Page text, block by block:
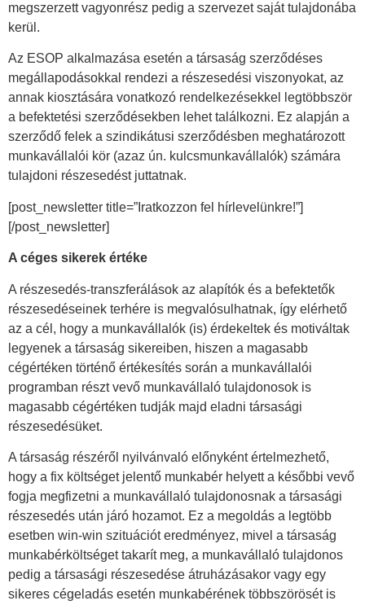
megszerzett vagyonrész pedig a szervezet saját tulajdonába
kerül.
Az ESOP alkalmazása esetén a társaság szerződéses
megállapodásokkal rendezi a részesedési viszonyokat, az
annak kiosztására vonatkozó rendelkezésekkel legtöbbször
a befektetési szerződésekben lehet találkozni. Ez alapján a
szerződő felek a szindikátusi szerződésben meghatározott
munkavállalói kör (azaz ún. kulcsmunkavállalók) számára
tulajdoni részesedést juttatnak.
[post_newsletter title=”Iratkozzon fel hírlevelünkre!”]
[/post_newsletter]
A céges sikerek értéke
A részesedés-transzferálások az alapítók és a befektetők
részesedéseinek terhére is megvalósulhatnak, így elérhető
az a cél, hogy a munkavállalók (is) érdekeltek és motiváltak
legyenek a társaság sikereiben, hiszen a magasabb
cégértéken történő értékesítés során a munkavállalói
programban részt vevő munkavállaló tulajdonosok is
magasabb cégértéken tudják majd eladni társasági
részesedésüket.
A társaság részéről nyilvánvaló előnyként értelmezhető,
hogy a fix költséget jelentő munkabér helyett a későbbi vevő
fogja megfizetni a munkavállaló tulajdonosnak a társasági
részesedés után járó hozamot. Ez a megoldás a legtöbb
esetben win-win szituációt eredményez, mivel a társaság
munkabérköltséget takarít meg, a munkavállaló tulajdonos
pedig a társasági részesedése átruházásakor vagy egy
sikeres cégeladás esetén munkabérének többszörösét is